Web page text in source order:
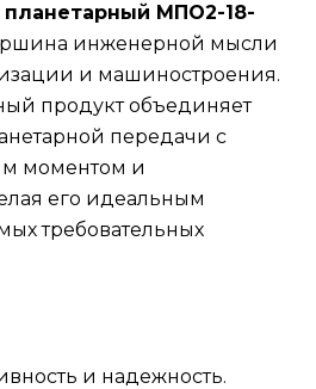
МПО2-18-
инженерной мысли
и машиностроения.
продукт объединяет
передачи с
моментом и
его идеальным
требовательных
и надежность.